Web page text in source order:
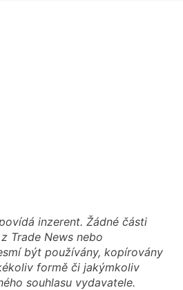
inzerent. Žádné části
Trade News nebo
být používány, kopírovány
formě či jakýmkoliv
souhlasu vydavatele.